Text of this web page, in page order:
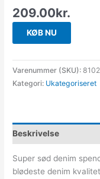
209.00kr.
KØB NU
Varenummer (SKU):
Kategori: Ukategoriseret
Beskrivelse
Super sød denim
blødeste denim